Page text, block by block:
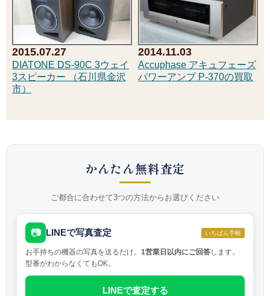
2015.07.27
DIATONE DS-90C 3ウェイ
3スピーカー （石川県金沢
市）
2014.11.03
Accuphase アキュフェーズ
パワーアンプ P-370の買取
かんたん無料査定
ご都合に合わせて3つの方法からお選びください
📷 LINEで写真査定 いちばん手軽
お手持ちの機器の写真を送るだけ。 1営業日以内にご回答します。
型番がわからなくてもOK。
LINEで査定する